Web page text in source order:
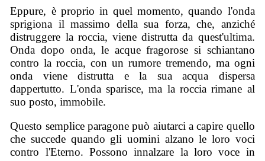
Eppure, è proprio in quel momento, quando l'onda
sprigiona il massimo della sua forza, che, anziché
distruggere la roccia, viene distrutta da quest'ultima.
Onda dopo onda, le acque fragorose si schiantano
contro la roccia, con un rumore tremendo, ma ogni
onda viene distrutta e la sua acqua dispersa
dappertutto. L'onda sparisce, ma la roccia rimane al
suo posto, immobile.
Questo semplice paragone può aiutarci a capire quello
che succede quando gli uomini alzano le loro voci
contro l'Eterno. Possono innalzare la loro voce in